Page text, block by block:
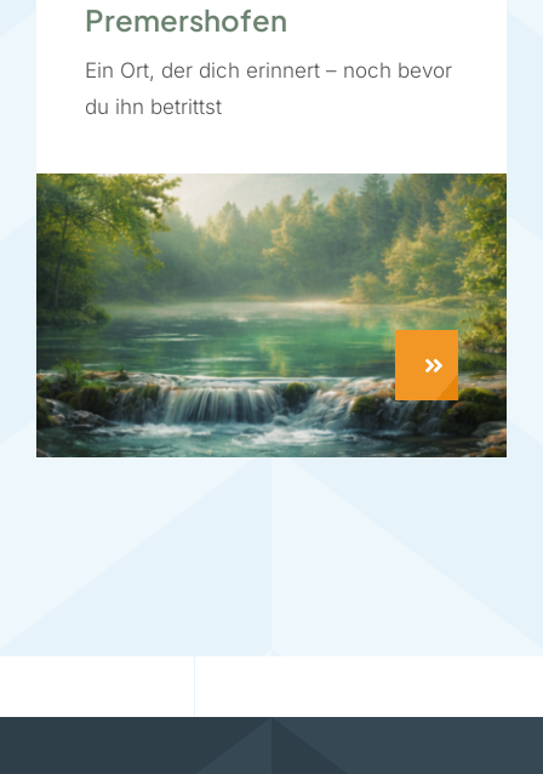
Premershofen
Ein Ort, der dich erinnert – noch bevor
du ihn betrittst